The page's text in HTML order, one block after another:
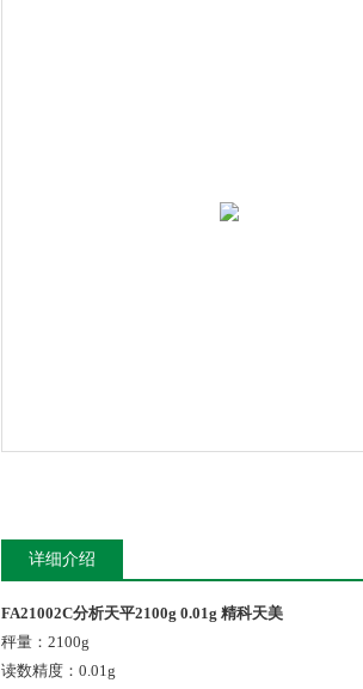
详细介绍
FA21002C分析天平2100g 0.01g 精科天美
秤量：2100g
读数精度：0.01g